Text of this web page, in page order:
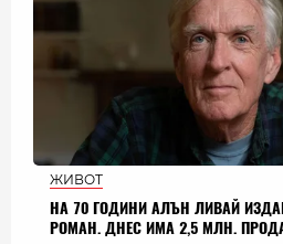
ЖИВОТ
НА 70 ГОДИНИ АЛЪН ЛИВАЙ
РОМАН. ДНЕС ИМА 2,5 МЛН.